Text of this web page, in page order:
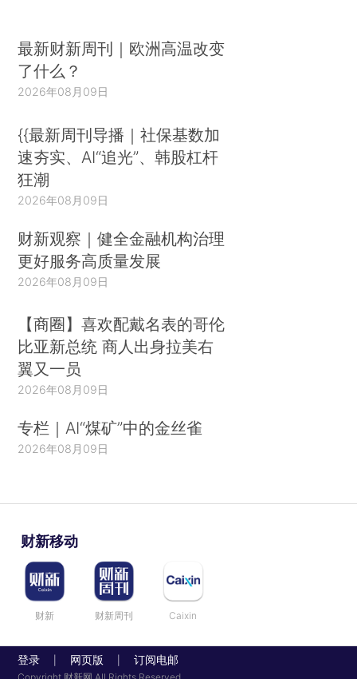
最新财新周刊｜欧洲高温改变
了什么？
2026年08月09日
{{最新周刊导播｜社保基数加
速夯实、AI“追光”、韩股杠杆
狂潮
2026年08月09日
财新观察｜健全金融机构治理
更好服务高质量发展
2026年08月09日
【商圈】喜欢配戴名表的哥伦
比亚新总统 商人出身拉美右
翼又一员
2026年08月09日
专栏｜AI“煤矿”中的金丝雀
2026年08月09日
财新移动
财新 财新周刊 Caixin
登录 网页版 订阅电邮